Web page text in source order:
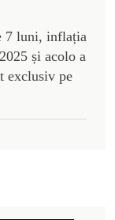
7 luni, inflația
și acolo a
exclusiv pe